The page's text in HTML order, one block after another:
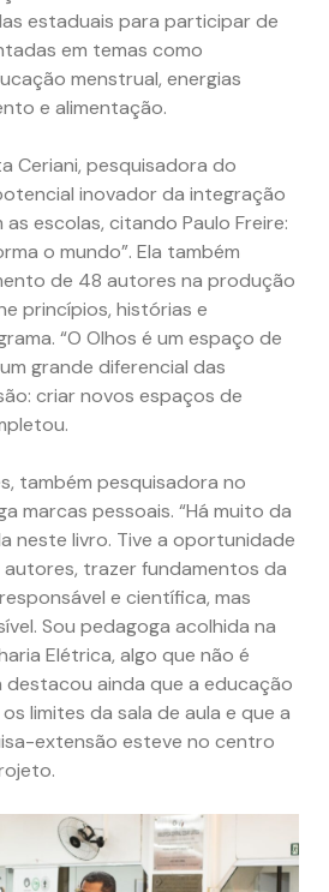
estaduais para participar de
em temas como
menstrual, energias
e alimentação.
Ceriani, pesquisadora do
inovador da integração
escolas, citando Paulo Freire:
o mundo”. Ela também
de 48 autores na produção
princípios, histórias e
“O Olhos é um espaço de
grande diferencial das
criar novos espaços de
também pesquisadora no
marcas pessoais. “Há muito da
neste livro. Tive a oportunidade
trazer fundamentos da
e científica, mas
Sou pedagoga acolhida na
Elétrica, algo que não é
destacou ainda que a educação
limites da sala de aula e que a
extensão esteve no centro